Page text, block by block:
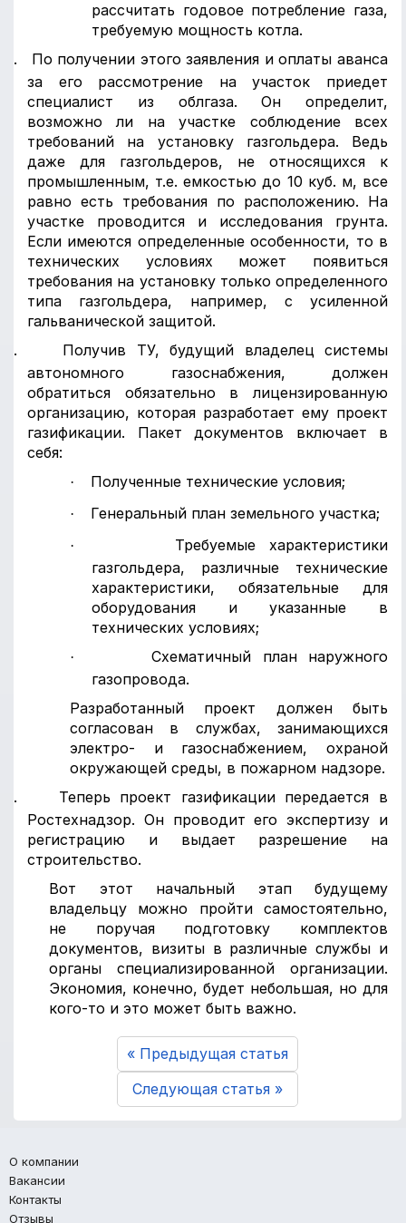
рассчитать годовое потребление газа,
требуемую мощность котла.
2.
По получении этого заявления и оплаты аванса
за его рассмотрение на участок приедет
специалист из облгаза. Он определит,
возможно ли на участке соблюдение всех
требований на установку газгольдера. Ведь
даже для газгольдеров, не относящихся к
промышленным, т.е. емкостью до 10 куб. м, все
равно есть требования по расположению. На
участке проводится и исследования грунта.
Если имеются определенные особенности, то в
технических условиях может появиться
требования на установку только определенного
типа газгольдера, например, с усиленной
гальванической защитой.
3.
Получив ТУ, будущий владелец системы
автономного газоснабжения, должен
обратиться обязательно в лицензированную
организацию, которая разработает ему проект
газификации. Пакет документов включает в
себя:
· Полученные технические условия;
· Генеральный план земельного участка;
·
Требуемые характеристики
газгольдера, различные технические
характеристики, обязательные для
оборудования и указанные в
технических условиях;
·
Схематичный план наружного
газопровода.
Разработанный проект должен быть
согласован в службах, занимающихся
электро- и газоснабжением, охраной
окружающей среды, в пожарном надзоре.
4.
Теперь проект газификации передается в
Ростехнадзор. Он проводит его экспертизу и
регистрацию и выдает разрешение на
строительство.
Вот этот начальный этап будущему
владельцу можно пройти самостоятельно,
не поручая подготовку комплектов
документов, визиты в различные службы и
органы специализированной организации.
Экономия, конечно, будет небольшая, но для
кого-то и это может быть важно.
« Предыдущая статья
Следующая статья »
О компании
Вакансии
Контакты
Отзывы